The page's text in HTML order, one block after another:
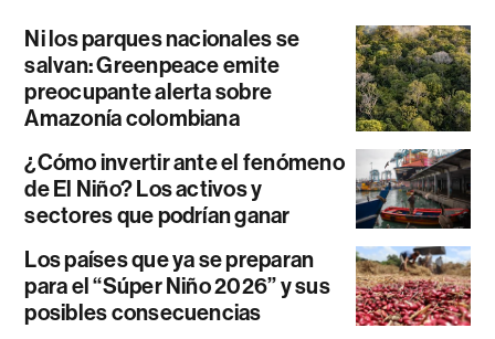
Ni los parques nacionales se
salvan: Greenpeace emite
preocupante alerta sobre
Amazonía colombiana
¿Cómo invertir ante el fenómeno
de El Niño? Los activos y
sectores que podrían ganar
Los países que ya se preparan
para el “Súper Niño 2026” y sus
posibles consecuencias